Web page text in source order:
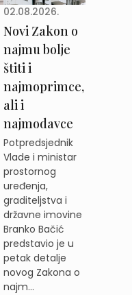
02.08.2026.
Novi Zakon o
najmu bolje
štiti i
najmoprimce,
ali i
najmodavce
Potpredsjednik
Vlade i ministar
prostornog
uređenja,
graditeljstva i
državne imovine
Branko Bačić
predstavio je u
petak detalje
novog Zakona o
najm...